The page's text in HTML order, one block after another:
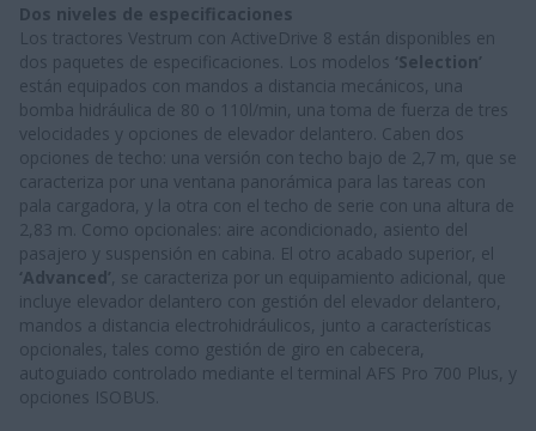
Dos niveles de especificaciones
Los tractores Vestrum con ActiveDrive 8 están disponibles en
dos paquetes de especificaciones. Los modelos ‘Selection’
están equipados con mandos a distancia mecánicos, una
bomba hidráulica de 80 o 110l/min, una toma de fuerza de tres
velocidades y opciones de elevador delantero. Caben dos
opciones de techo: una versión con techo bajo de 2,7 m, que se
caracteriza por una ventana panorámica para las tareas con
pala cargadora, y la otra con el techo de serie con una altura de
2,83 m. Como opcionales: aire acondicionado, asiento del
pasajero y suspensión en cabina. El otro acabado superior, el
‘Advanced’, se caracteriza por un equipamiento adicional, que
incluye elevador delantero con gestión del elevador delantero,
mandos a distancia electrohidráulicos, junto a características
opcionales, tales como gestión de giro en cabecera,
autoguiado controlado mediante el terminal AFS Pro 700 Plus, y
opciones ISOBUS.